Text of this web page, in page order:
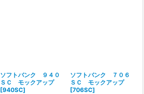
ソフトバンク ９４０
ＳＣ モックアップ
[940SC]
ソフトバンク ７０６
ＳＣ モックアップ
[706SC]